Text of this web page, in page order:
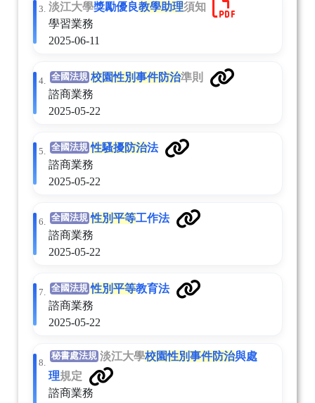
3. 淡江大學獎勵優良教學助理須知
學習業務
2025-06-11
4. 全國法規 校園性別事件防治準則
諮商業務
2025-05-22
5. 全國法規 性騷擾防治法
諮商業務
2025-05-22
6. 全國法規 性別平等工作法
諮商業務
2025-05-22
7. 全國法規 性別平等教育法
諮商業務
2025-05-22
8.
秘書處法規 淡江大學校園性別事件防治與處
理規定
諮商業務